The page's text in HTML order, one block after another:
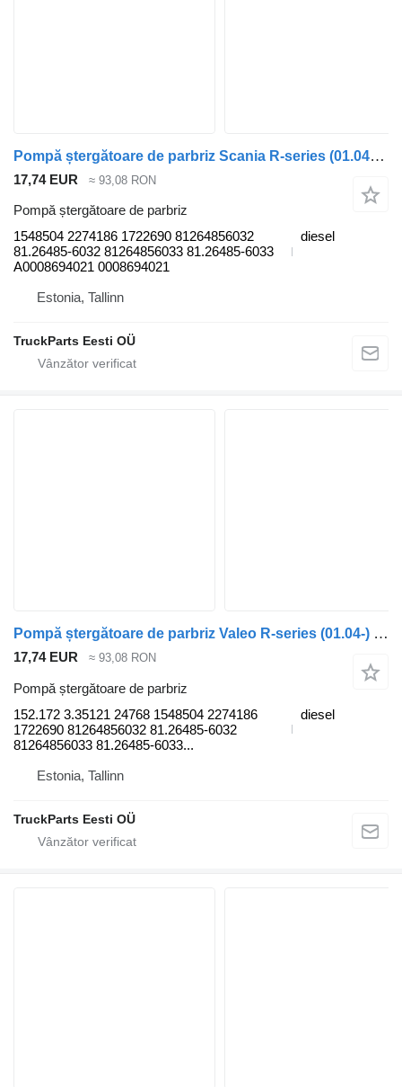
Pompă ștergătoare de parbriz Scania R-series (01.04-) 1548504 pentru cap tractor Scania P,G,R,T-series (2004-2017)
17,74 EUR ≈ 93,08 RON
Pompă ștergătoare de parbriz
1548504 2274186 1722690 81264856032
81.26485-6032 81264856033 81.26485-6033
A0008694021 0008694021
diesel
Estonia, Tallinn
TruckParts Eesti OÜ
Pompă ștergătoare de parbriz Valeo R-series (01.04-) 152.172 pentru cap tractor Scania P,G,R,T-series (2004-2017)
17,74 EUR ≈ 93,08 RON
Pompă ștergătoare de parbriz
152.172 3.35121 24768 1548504 2274186
1722690 81264856032 81.26485-6032
81264856033 81.26485-6033...
diesel
Estonia, Tallinn
TruckParts Eesti OÜ